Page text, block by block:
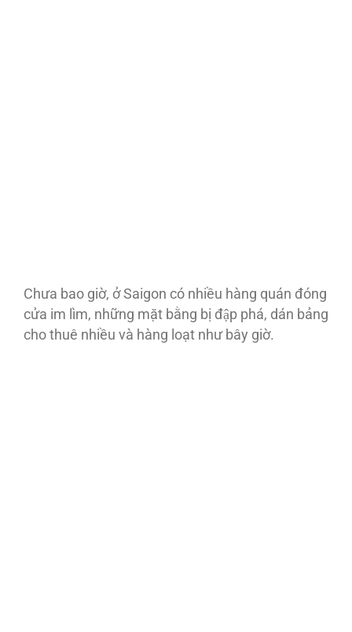
Chưa bao giờ, ở Saigon có nhiều hàng quán đóng
cửa im lìm, những mặt bằng bị đập phá, dán bảng
cho thuê nhiều và hàng loạt như bây giờ.